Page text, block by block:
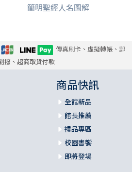
簡明聖經人名圖解
傳真刷卡、虛擬轉帳、郵
撥、超商取貨付款
商品快訊
全館新品
館長推薦
禮品專區
校園書饗
即將登場